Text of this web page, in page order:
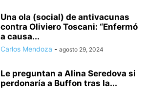
Una ola (social) de antivacunas
contra Oliviero Toscani: “Enfermó
a causa...
Carlos Mendoza - agosto 29, 2024
Le preguntan a Alina Seredova si
perdonaría a Buffon tras la...